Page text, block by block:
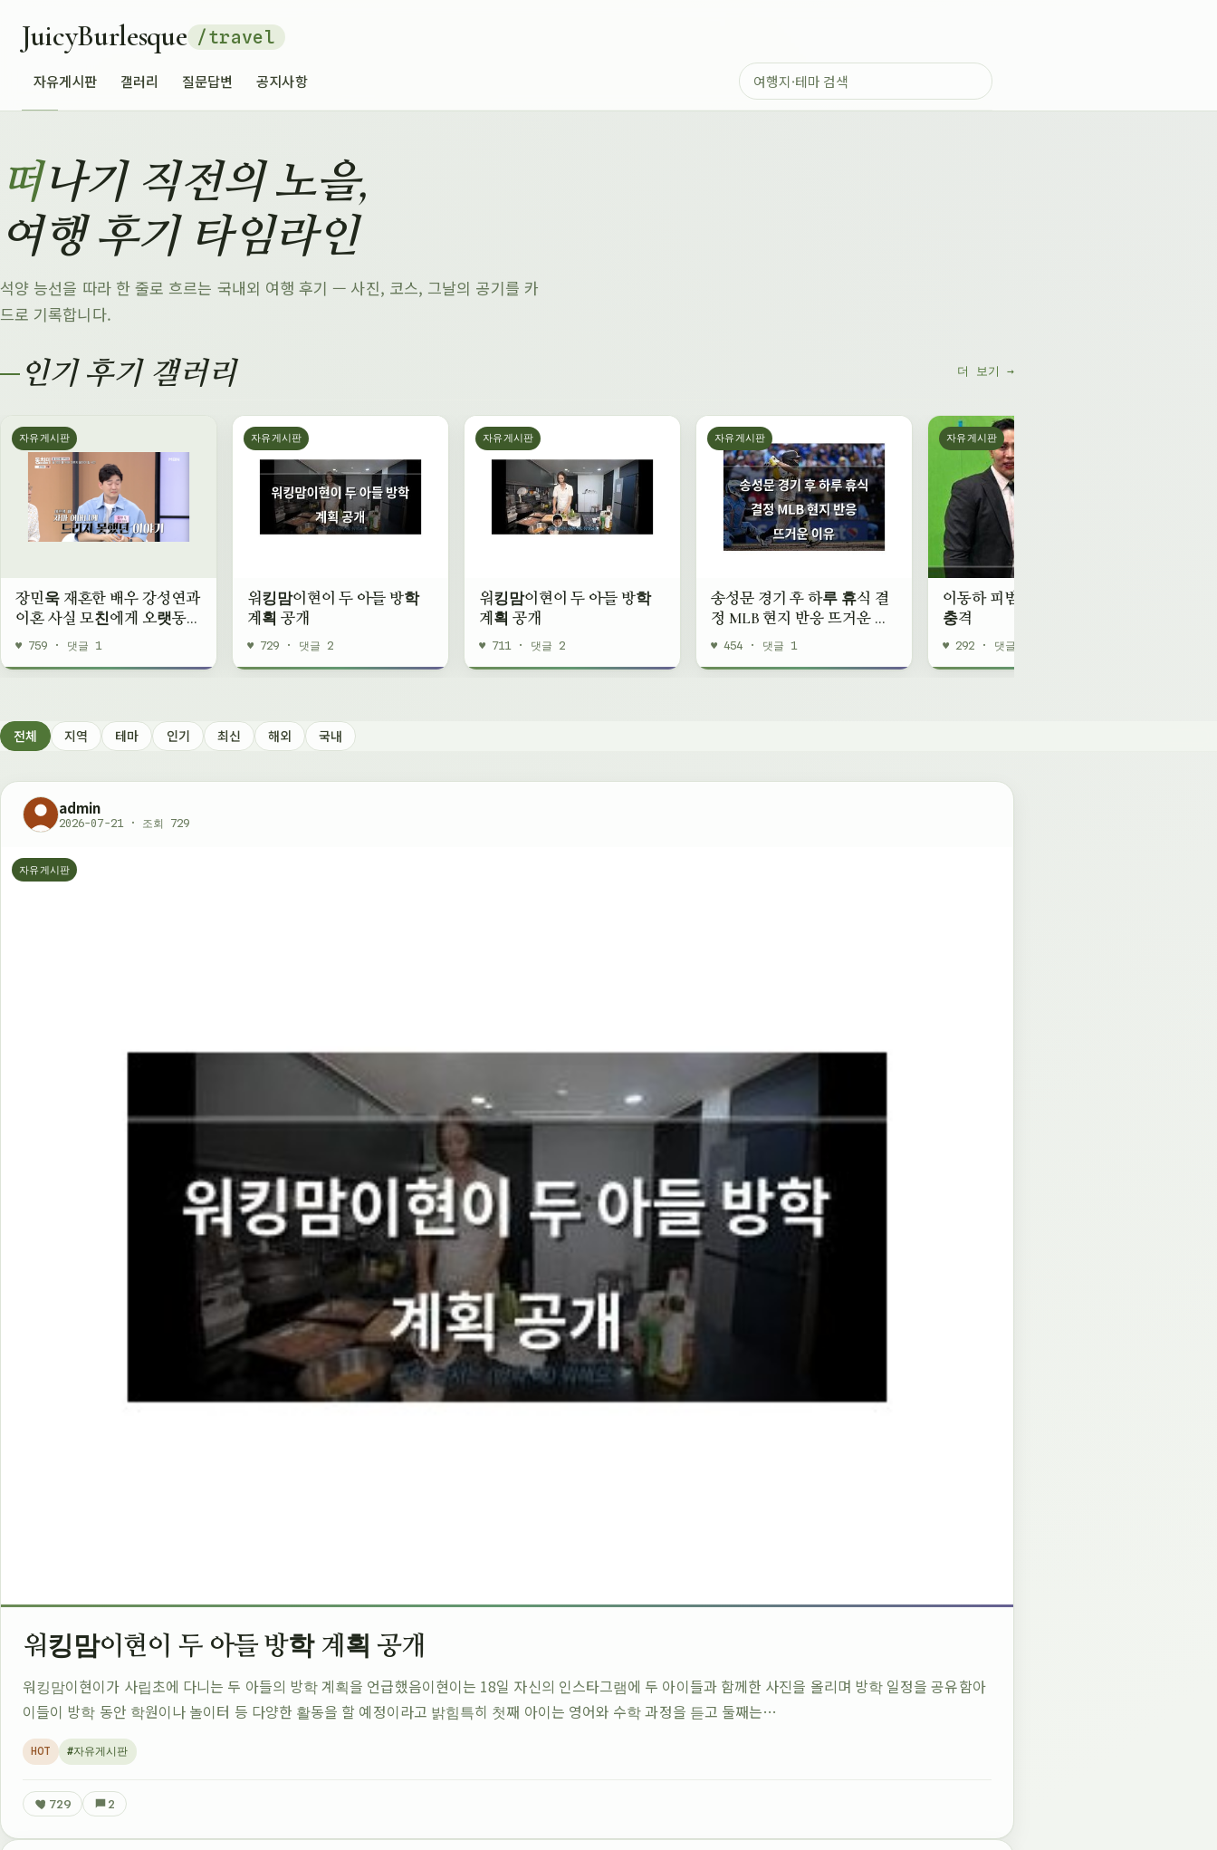
JuicyBurlesque /travel
자유게시판 갤러리 질문답변 공지사항
떠나기 직전의 노을,
여행 후기 타임라인
석양 능선을 따라 한 줄로 흐르는 국내외 여행 후기 — 사진, 코스, 그날의 공기를 카
드로 기록합니다.
인기 후기 갤러리 더 보기 →
자유게시판
장민욱 재혼한 배우 강성연과
이혼 사실 모친에게 오랫동안
숨겼다
♥ 759 · 댓글 1
자유게시판
워킹맘이현이 두 아들 방학
계획 공개
♥ 729 · 댓글 2
자유게시판
워킹맘이현이 두 아들 방학
계획 공개
♥ 711 · 댓글 2
자유게시판
송성문 경기 후 하루 휴식 결
정 MLB 현지 반응 뜨거운 이
유
♥ 454 · 댓글 1
자유게시판
이동하 피범벅 사진 공개에
충격
♥ 292 · 댓글 1
전체 지역 테마 인기 최신 해외 국내
admin
2026-07-21 · 조회 729
자유게시판
워킹맘이현이 두 아들 방학 계획 공개
워킹맘이현이가 사립초에 다니는 두 아들의 방학 계획을 언급했음이현이는 18일 자신의 인스타그램에 두 아이들과 함께한 사진을 올리며 방학 일정을 공유함아
이들이 방학 동안 학원이나 놀이터 등 다양한 활동을 할 예정이라고 밝힘특히 첫째 아이는 영어와 수학 과정을 듣고 둘째는…
HOT #자유게시판
729 2